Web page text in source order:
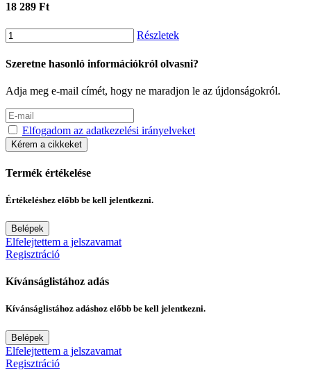
18 289 Ft
Részletek
Szeretne hasonló információkról olvasni?
Adja meg e-mail címét, hogy ne maradjon le az újdonságokról.
Elfogadom az adatkezelési irányelveket
Kérem a cikkeket
Termék értékelése
Értékeléshez előbb be kell jelentkezni.
Belépek
Elfelejtettem a jelszavamat
Regisztráció
Kívánságlistához adás
Kívánságlistához adáshoz előbb be kell jelentkezni.
Belépek
Elfelejtettem a jelszavamat
Regisztráció